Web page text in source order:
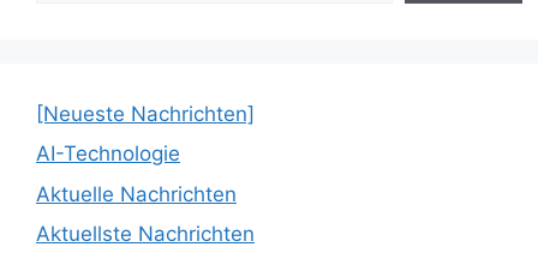
[Neueste Nachrichten]
AI-Technologie
Aktuelle Nachrichten
Aktuellste Nachrichten